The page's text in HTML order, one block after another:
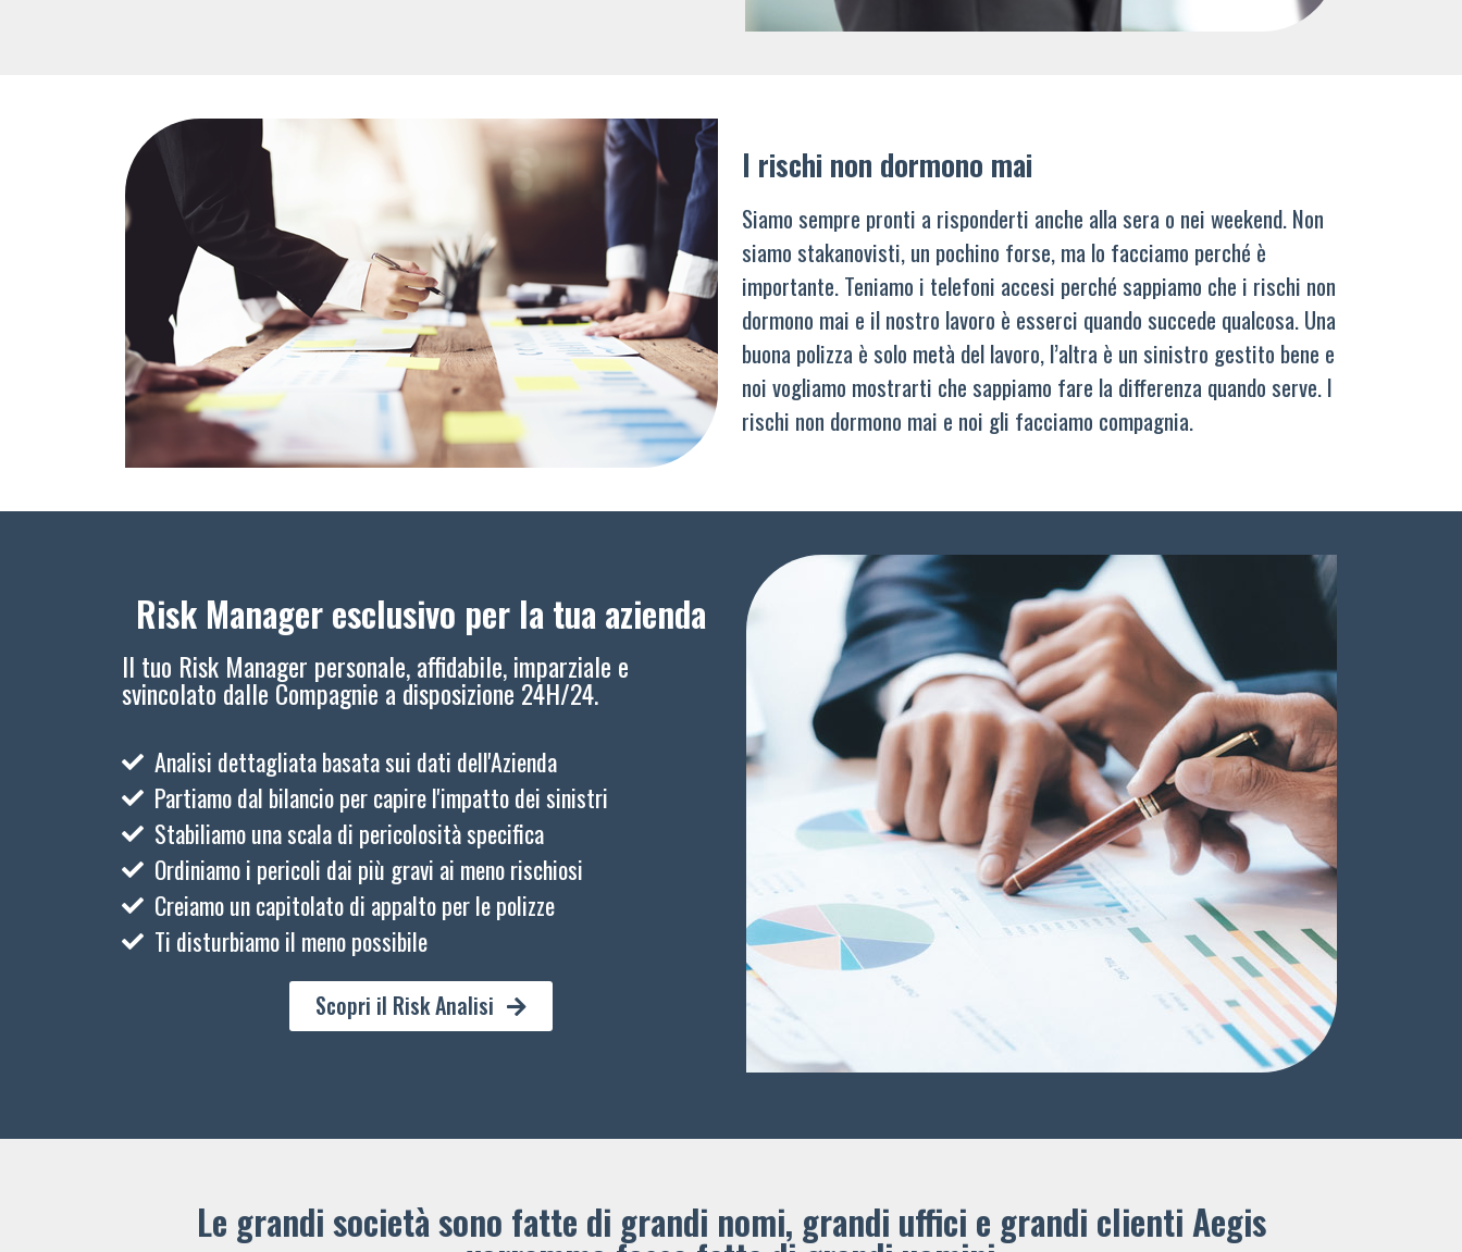
I rischi non dormono mai
Siamo sempre pronti a risponderti anche alla sera o nei weekend. Non
siamo stakanovisti, un pochino forse, ma lo facciamo perché è
importante. Teniamo i telefoni accesi perché sappiamo che i rischi non
dormono mai e il nostro lavoro è esserci quando succede qualcosa. Una
buona polizza è solo metà del lavoro, l’altra è un sinistro gestito bene e
noi vogliamo mostrarti che sappiamo fare la differenza quando serve. I
rischi non dormono mai e noi gli facciamo compagnia.
Risk Manager esclusivo per la tua azienda
Il tuo Risk Manager personale, affidabile, imparziale e
svincolato dalle Compagnie a disposizione 24H/24.
Analisi dettagliata basata sui dati dell'Azienda
Partiamo dal bilancio per capire l'impatto dei sinistri
Stabiliamo una scala di pericolosità specifica
Ordiniamo i pericoli dai più gravi ai meno rischiosi
Creiamo un capitolato di appalto per le polizze
Ti disturbiamo il meno possibile
Scopri il Risk Analisi
Le grandi società sono fatte di grandi nomi, grandi uffici e grandi clienti ​Aegis